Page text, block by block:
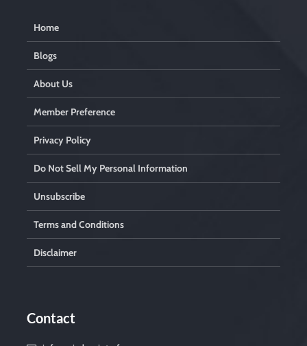
Home
Blogs
About Us
Member Preference
Privacy Policy
Do Not Sell My Personal Information
Unsubscribe
Terms and Conditions
Disclaimer
Contact